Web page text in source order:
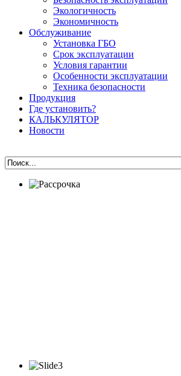
Экологичность
Экономичность
Обслуживание
Установка ГБО
Срок эксплуатации
Условия гарантии
Особенности эксплуатации
Техника безопасности
Продукция
Где установить?
КАЛЬКУЛЯТОР
Новости